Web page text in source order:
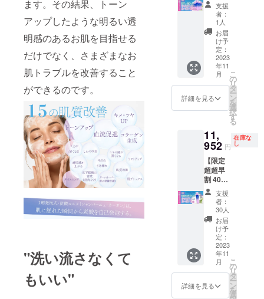
ます。その結果、トーン
アップしたような明るい透
明感のあるお肌を目指せる
だけでなく、さまざまなお
肌トラブルを改善すること
ができるのです。
"洗い流さなくて
もいい"
感じる
最重要
な要
素。厚
みと柔
らかさ
そのも
の。
洗って
にくい
高密度
毎日使
うたび
に心が
満たさ
れる経
験を。
60％オ
フ】
シャン
パー
ニュ
カーボ
般販売
予定価
格
1,992,0
ＦＦ』
※本プロ
ジェク
トは送
料込み
の価格
となり
ます！
支援
者：
1人
お届
け予
定：
2023
年11
月
詳細を見る
こ
の
リ
タ
ー
ン
を
選
択
す
る
11,
952 円
在庫な
し
【限定
超超早
割 40％
オフ】
シャン
パー
ニュ
カーボ
ン1本
『一般
販売予
定価格
19,920
円の
40％Ｏ
支援
者：
30人
お届
け予
定：
2023
年11
月
詳細を見る
こ
の
リ
タ
ー
ン
を
選